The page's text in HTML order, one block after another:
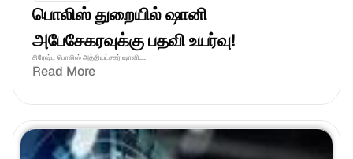
பொலிஸ் துறையில் ஷானி
அபேசேகரவுக்கு பதவி உயர்வு!
சிரேஷ்ட பொலிஸ் அத்தியட்சகர் ஷானி....
Read More